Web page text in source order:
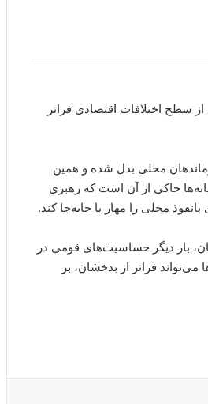
سطح اختلافات اقتصادی فراتر
محلی بدل شده و همین
حاکی از آن است که رهبری
محلی را مهار یا جابه‌جا کند.
بار دیگر حساسیت‌های قومی در
فراتر از بدخشان، بر